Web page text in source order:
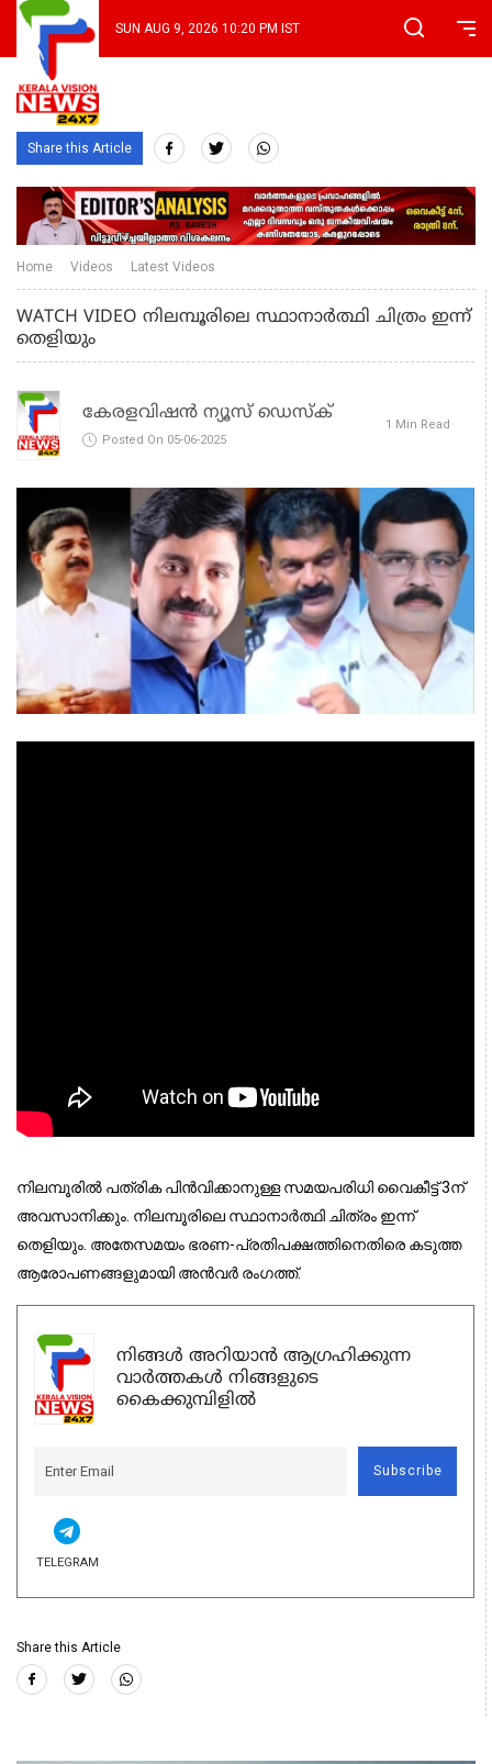
SUN AUG 9, 2026 10:20 PM IST
Share this Article
Home Videos Latest Videos
WATCH VIDEO നിലമ്പൂരിലെ സ്ഥാനാർത്ഥി ചിത്രം ഇന്ന്
തെളിയും
കേരളവിഷൻ ന്യൂസ് ഡെസ്‌ക്
Posted On 05-06-2025
1 Min Read
നിലമ്പൂരില്‍ പത്രിക പിന്‍വിക്കാനുള്ള സമയപരിധി വൈകീട്ട് 3ന്
അവസാനിക്കും. നിലമ്പൂരിലെ സ്ഥാനാർത്ഥി ചിത്രം ഇന്ന്
തെളിയും. അതേസമയം ഭരണ-പ്രതിപക്ഷത്തിനെതിരെ കടുത്ത
ആരോപണങ്ങളുമായി അൻവർ രംഗത്ത്.
നിങ്ങൾ അറിയാൻ ആഗ്രഹിക്കുന്ന
വാർത്തകൾ നിങ്ങളുടെ
കൈക്കുമ്പിളിൽ
Subscribe
TELEGRAM
Share this Article